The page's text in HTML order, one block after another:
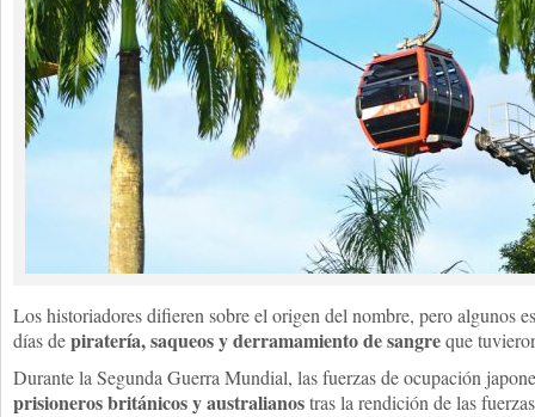
Los historiadores difieren sobre el origen del nombre, pero algunos
días depiratería, saqueos y derramamiento de sangreque
Durante la Segunda Guerra Mundial, las fuerzas de ocupación
prisioneros británicos y australianostras la rendición de las